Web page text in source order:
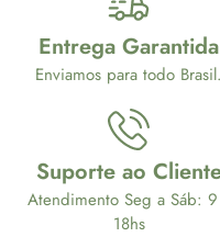
Entrega Garantida
Enviamos para todo Brasil.
Suporte ao
Atendimento Seg a Sáb:
18hs